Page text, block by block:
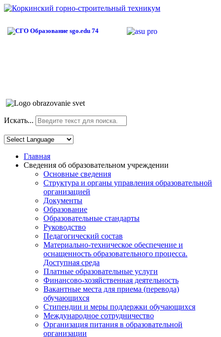
Искать...
Главная
Сведения об образовательном учреждении
Основные сведения
Структура и органы управления образовательной
организацией
Документы
Образование
Образовательные стандарты
Руководство
Педагогический состав
Материально-техническое обеспечение и
оснащенность образовательного процесса.
Доступная среда
Платные образовательные услуги
Финансово-хозяйственная деятельность
Вакантные места для приема (перевода)
обучающихся
Стипендии и меры поддержки обучающихся
Международное сотрудничество
Организация питания в образовательной
организации